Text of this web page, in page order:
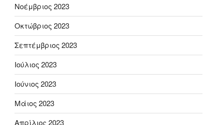
Νοέμβριος 2023
Οκτώβριος 2023
Σεπτέμβριος 2023
Ιούλιος 2023
Ιούνιος 2023
Μάιος 2023
Απρίλιος 2023